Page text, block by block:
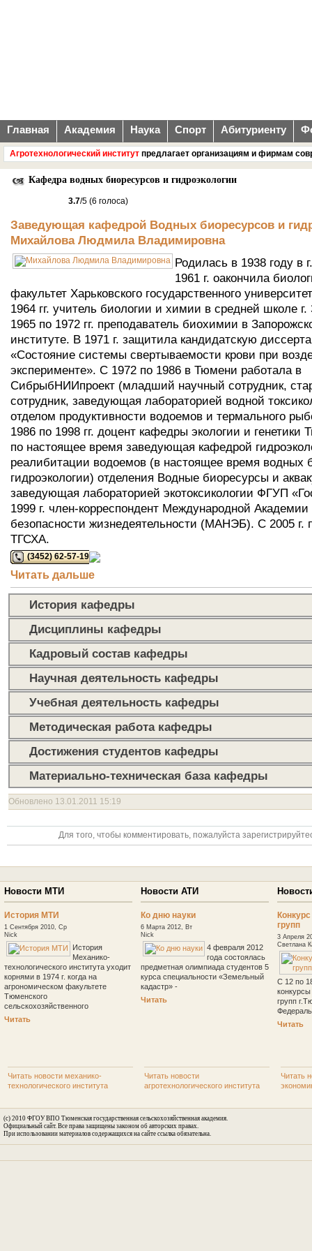
Главная Академия Наука Спорт Абитуриенту
институтпредлагает организациям и фирмам
Кафедра водных биоресурсов и гидроэкологии
3.7/5 (6 голоса)
Заведующая кафедрой Водных биоресурсов и
Михайлова Людмила Владимировна
Родилась в 1938 году в
1961 г. оакончила
факультет Харьковского государственного
1964 гг. учитель биологии и химии в средней школе
1965 по 1972 гг. преподаватель биохимии в
институте. В 1971 г. защитила кандидатскую
«Состояние системы свертываемости крови при
эксперименте». С 1972 по 1986 в Тюмени работала в
СибрыбНИИпроект (младший научный сотрудник,
сотрудник, заведующая лабораторией водной
отделом продуктивности водоемов и термального
1986 по 1998 гг. доцент кафедры экологии и генетики
по настоящее время заведующая кафедрой
реалибитации водоемов (в настоящее время водных
гидроэкологии) отделения Водные биоресурсы и
заведующая лабораторией экотоксикологии ФГУП
1999 г. член-корреспондент Международной Академии
безопасности жизнедеятельности (МАНЭБ). С 2005 г.
ТГСХА.
(3452) 62-57-19
Читать дальше
История кафедры
Дисциплины кафедры
Кадровый состав кафедры
Научная деятельность кафедры
Учебная деятельность кафедры
Методическая работа кафедры
Достижения студентов кафедры
Материально-техническая база кафедры
Обновлено 13.01.2011 15:19
Для того, чтобы комментировать, пожалуйста
Новости МТИ
История МТИ
1 Сентября 2010, Ср
Nick
История
Механико-
технологического института уходит
корнями в 1974 г. когда на
агрономическом факультете
Тюменского
сельскохозяйственного
Читать
Новости АТИ
Ко дню науки
6 Марта 2012, Вт
Nick
4 февраля 2012
года состоялась
предметная олимпиада студентов 5
курса специальности «Земельный
кадастр» -
Читать
групп
3 Апреля
Светлана
С 12 по
групп
Читать
Читать новости механико-
технологического института
Читать новости
агротехнологического института
Читать
(c) 2010 ФГОУ ВПО Тюменская государственная сельскохозяйственная академия.
Официальный сайт. Все права защищены законом об авторских правах.
При использовании материалов содержащихся на сайте ссылка обязательна.